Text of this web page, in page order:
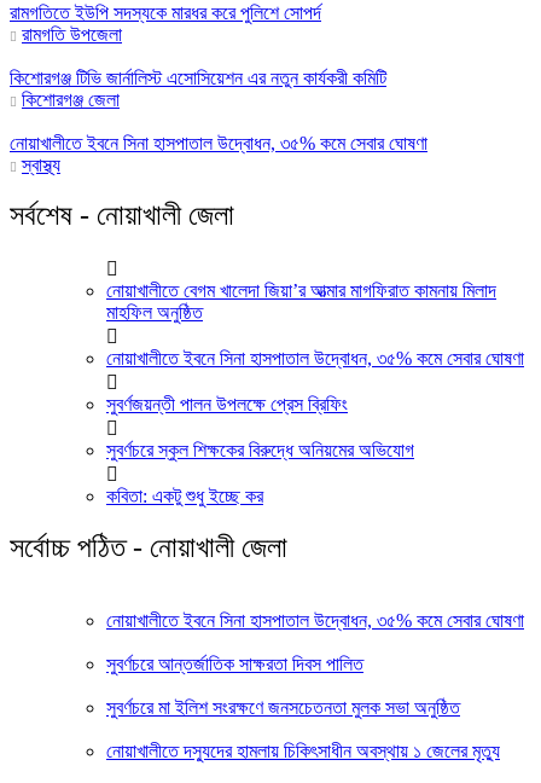
রামগতিতে ইউপি সদস্যকে মারধর করে পুলিশে সোপর্দ
রামগতি উপজেলা
কিশোরগঞ্জ টিভি জার্নালিস্ট এসোসিয়েশন এর নতুন কার্যকরী কমিটি
কিশোরগঞ্জ জেলা
নোয়াখালীতে ইবনে সিনা হাসপাতাল উদ্বোধন, ৩৫% কমে সেবার ঘোষণা
স্বাস্থ্য
সর্বশেষ - নোয়াখালী জেলা
নোয়াখালীতে বেগম খালেদা জিয়া’র আত্মার মাগফিরাত কামনায় মিলাদ
মাহফিল অনুষ্ঠিত
নোয়াখালীতে ইবনে সিনা হাসপাতাল উদ্বোধন, ৩৫% কমে সেবার ঘোষণা
সুবর্ণজয়ন্তী পালন উপলক্ষে প্রেস ব্রিফিং
সুবর্ণচরে স্কুল শিক্ষকের বিরুদ্ধে অনিয়মের অভিযোগ
কবিতা: একটু শুধু ইচ্ছে কর
সর্বোচ্চ পঠিত - নোয়াখালী জেলা
নোয়াখালীতে ইবনে সিনা হাসপাতাল উদ্বোধন, ৩৫% কমে সেবার ঘোষণা
সুবর্ণচরে আন্তর্জাতিক সাক্ষরতা দিবস পালিত
সুবর্ণচরে মা ইলিশ সংরক্ষণে জনসচেতনতা মুলক সভা অনুষ্ঠিত
নোয়াখালীতে দস্যুদের হামলায় চিকিৎসাধীন অবস্থায় ১ জেলের মৃত্যু